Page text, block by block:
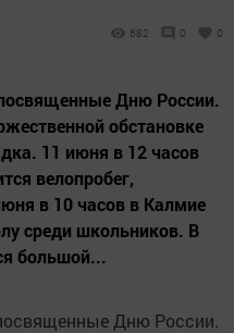
682 0 0
Дню России.
обстановке
11 июня в 12 часов
велопробег,
в 10 часов в Калмие
среди школьников. В
большой...
Дню России.